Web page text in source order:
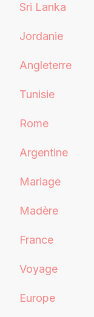
Sri Lanka
Jordanie
Angleterre
Tunisie
Rome
Argentine
Mariage
Madère
France
Voyage
Europe